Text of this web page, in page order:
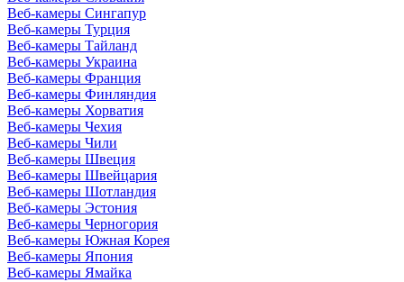
Веб-камеры Сингапур
Веб-камеры Турция
Веб-камеры Тайланд
Веб-камеры Украина
Веб-камеры Франция
Веб-камеры Финляндия
Веб-камеры Хорватия
Веб-камеры Чехия
Веб-камеры Чили
Веб-камеры Швеция
Веб-камеры Швейцария
Веб-камеры Шотландия
Веб-камеры Эстония
Веб-камеры Черногория
Веб-камеры Южная Корея
Веб-камеры Япония
Веб-камеры Ямайка